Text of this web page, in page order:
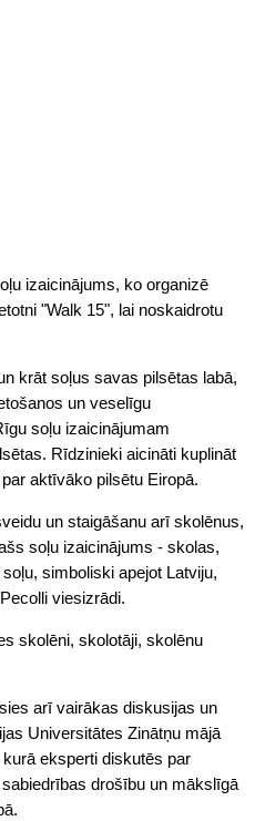
izaicinājums, ko organizē
"Walk 15", lai noskaidrotu
krāt soļus savas pilsētas labā,
un veselīgu
soļu izaicinājumam
Rīdzinieki aicināti kuplināt
aktīvāko pilsētu Eiropā.
un staigāšanu arī skolēnus,
soļu izaicinājums - skolas,
simboliski apejot Latviju,
viesizrādi.
skolēni, skolotāji, skolēnu
arī vairākas diskusijas un
Universitātes Zinātņu mājā
eksperti diskutēs par
drošību un mākslīgā